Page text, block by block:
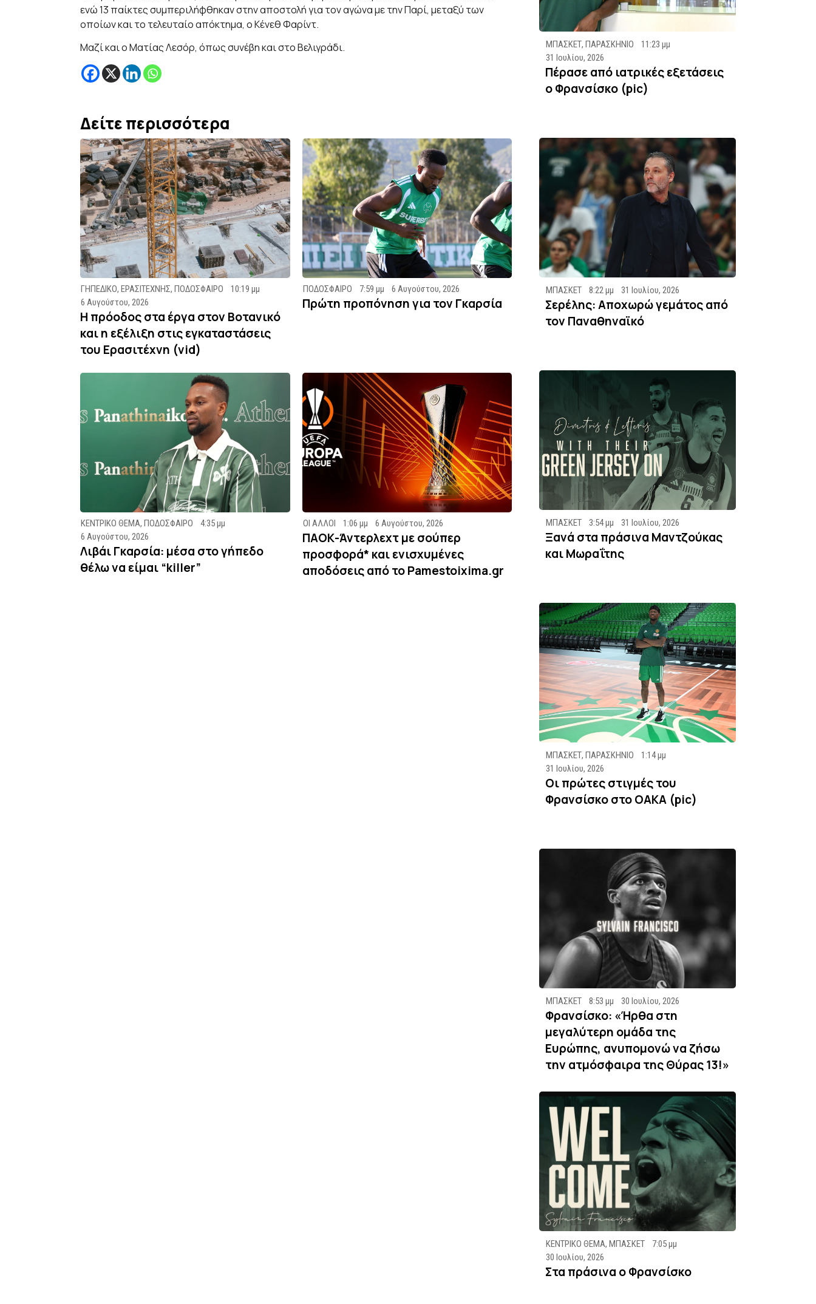
ενώ 13 παίκτες συμπεριλήφθηκαν στην αποστολή για τον αγώνα με την Παρί, μεταξύ των
οποίων και το τελευταίο απόκτημα, ο Κένεθ Φαρίντ.
Μαζί και ο Ματίας Λεσόρ, όπως συνέβη και στο Βελιγράδι.
Δείτε περισσότερα
ΓΗΠΕΔΙΚΟ, ΕΡΑΣΙΤΕΧΝΗΣ, ΠΟΔΟΣΦΑΙΡΟ
10:19 μμ
6 Αυγούστου, 2026
Η πρόοδος στα έργα στον Βοτανικό
και η εξέλιξη στις εγκαταστάσεις
του Ερασιτέχνη (vid)
ΠΟΔΟΣΦΑΙΡΟ 7:59 μμ 6 Αυγούστου, 2026
Πρώτη προπόνηση για τον Γκαρσία
ΚΕΝΤΡΙΚΟ ΘΕΜΑ, ΠΟΔΟΣΦΑΙΡΟ
4:35 μμ
6 Αυγούστου, 2026
Λιβάι Γκαρσία: μέσα στο γήπεδο
θέλω να είμαι “killer”
ΟΙ ΑΛΛΟΙ 1:06 μμ 6 Αυγούστου, 2026
ΠΑΟΚ-Άντερλεχτ με σούπερ
προσφορά* και ενισχυμένες
αποδόσεις από το Pamestoixima.gr
ΜΠΑΣΚΕΤ, ΠΑΡΑΣΚΗΝΙΟ
11:23 μμ
31 Ιουλίου, 2026
Πέρασε από ιατρικές εξετάσεις
ο Φρανσίσκο (pic)
ΜΠΑΣΚΕΤ 8:22 μμ 31 Ιουλίου, 2026
Σερέλης: Αποχωρώ γεμάτος από
τον Παναθηναϊκό
ΜΠΑΣΚΕΤ 3:54 μμ 31 Ιουλίου, 2026
Ξανά στα πράσινα Μαντζούκας
και Μωραΐτης
ΜΠΑΣΚΕΤ, ΠΑΡΑΣΚΗΝΙΟ
1:14 μμ
31 Ιουλίου, 2026
Οι πρώτες στιγμές του
Φρανσίσκο στο ΟΑΚΑ (pic)
ΜΠΑΣΚΕΤ 8:53 μμ 30 Ιουλίου, 2026
Φρανσίσκο: «Ήρθα στη
μεγαλύτερη ομάδα της
Ευρώπης, ανυπομονώ να ζήσω
την ατμόσφαιρα της Θύρας 13!»
ΚΕΝΤΡΙΚΟ ΘΕΜΑ, ΜΠΑΣΚΕΤ
7:05 μμ
30 Ιουλίου, 2026
Στα πράσινα ο Φρανσίσκο